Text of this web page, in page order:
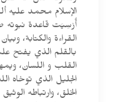
الإسلام محمد عليه
أُرْسِيَت قاعدة نبوته
القراءة والكتابة،
بالقلم الذي يفتح
القلب و اللسان،
الجليل الذي توخاه
الخلق، وارتباطه